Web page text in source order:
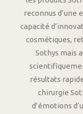
reconnus d’une
capacité
cosmétiques,
Sothys mais
résultats
chirurgie
d’émotions